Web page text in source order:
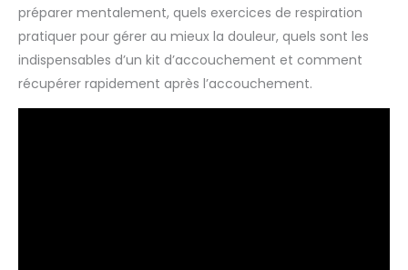
préparer mentalement, quels exercices de respiration
pratiquer pour gérer au mieux la douleur, quels sont les
indispensables d’un kit d’accouchement et comment
récupérer rapidement après l’accouchement.